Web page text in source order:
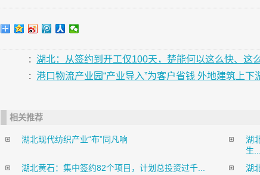
:
湖北：从签约到开工仅100天，楚能何以这么快、这么
:
港口物流产业园“产业导入”为客户省钱 外地建筑上下
相关推荐
湖北现代纺织产业“布”同凡响
湖
生...
湖北黄石：集中签约82个项目，计划总投资过千...
湖